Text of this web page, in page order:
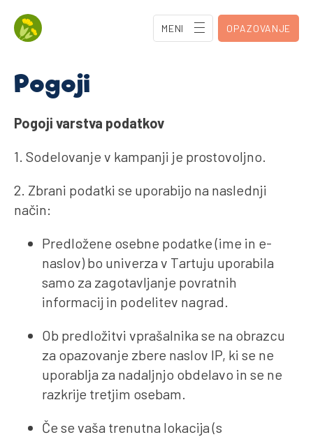
MENI OPAZOVANJE
Pogoji
Pogoji varstva podatkov
1. Sodelovanje v kampanji je prostovoljno.
2. Zbrani podatki se uporabijo na naslednji
način:
Predložene osebne podatke (ime in e-
naslov) bo univerza v Tartuju uporabila
samo za zagotavljanje povratnih
informacij in podelitev nagrad.
Ob predložitvi vprašalnika se na obrazcu
za opazovanje zbere naslov IP, ki se ne
uporablja za nadaljnjo obdelavo in se ne
razkrije tretjim osebam.
Če se vaša trenutna lokacija (s